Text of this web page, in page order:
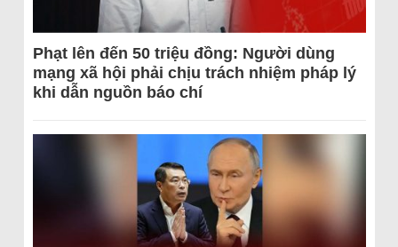
Phạt lên đến 50 triệu đồng: Người dùng
mạng xã hội phải chịu trách nhiệm pháp lý
khi dẫn nguồn báo chí